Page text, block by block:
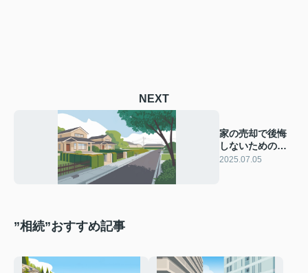
NEXT
家の売却で後悔
しないためのコ
ツは？手順や注
2025.07.05
”相続”おすすめ記事